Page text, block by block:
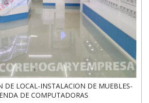
DE LOCAL-INSTALACION DE MUEBLES-
DE COMPUTADORAS